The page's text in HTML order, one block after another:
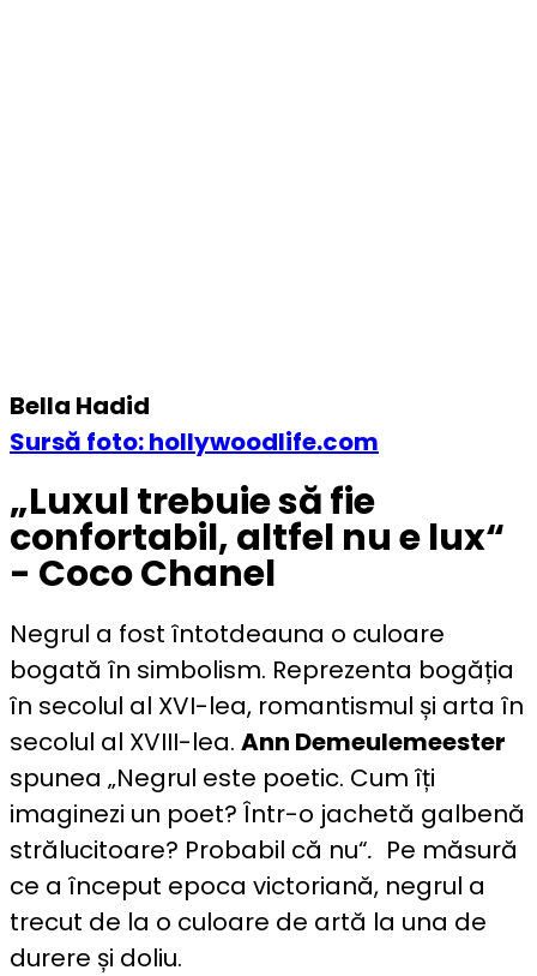
Bella Hadid
Sursă foto: hollywoodlife.com
„Luxul trebuie să fie
confortabil, altfel nu e lux“
- Coco Chanel
Negrul a fost întotdeauna o culoare
bogată în simbolism. Reprezenta bogăția
în secolul al XVI-lea, romantismul și arta în
secolul al XVIII-lea. Ann Demeulemeester
spunea „Negrul este poetic. Cum îți
imaginezi un poet? Într-o jachetă galbenă
strălucitoare? Probabil că nu“. Pe măsură
ce a început epoca victoriană, negrul a
trecut de la o culoare de artă la una de
durere și doliu.